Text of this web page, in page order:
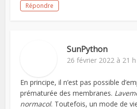
Répondre
SunPython
26 février 2022 à 21
En principe, il n’est pas possible
prématurée des membranes.
normacol. Toutefois, un mode de